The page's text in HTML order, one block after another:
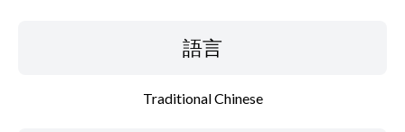
語言
Traditional Chinese